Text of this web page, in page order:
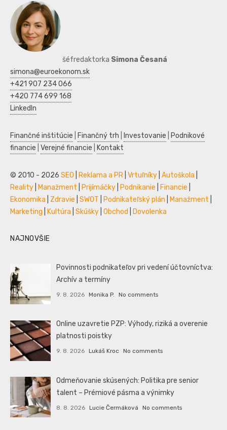
šéfredaktorka Simona Česaná
simona@euroekonom.sk
+421 907 234 066
+420 774 699 168
LinkedIn
Finančné inštitúcie Finančný trh Investovanie
Podnikové
financie Verejné financie Kontakt
© 2010 - 2026 SEO Reklama a PR Vrtuľníky Autoškola
Reality
Manažment Prijímáčky Podnikanie Financie
Ekonomika
Zdravie SWOT Podnikateľský plán Manažment
Marketing
Kultúra Skúšky Obchod Dovolenka
NAJNOVŠIE
Povinnosti podnikateľov pri vedení účtovníctva:
Archív a termíny
9. 8. 2026 Monika P. No comments
Online uzavretie PZP: Výhody, riziká a overenie
platnosti poistky
9. 8. 2026 Lukáš Kroc No comments
Odmeňovanie skúsených: Politika pre senior
talent – Prémiové pásma a výnimky
8. 8. 2026 Lucie Čermáková No comments